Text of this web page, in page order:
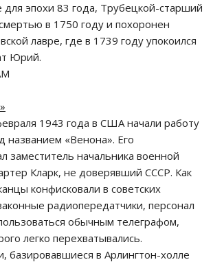
эпохи 83 года, Трубецкой-старший
в 1750 году и похоронен
лавре, где в 1739 году упокоился
Юрий.
1943 года в США начали работу
названием «Венона». Его
заместитель начальника военной
Кларк, не доверявший СССР. Как
конфисковали в советских
радиопередатчики, персонал
обычным телеграфом,
легко перехватывались.
базировавшиеся в Арлингтон-холле